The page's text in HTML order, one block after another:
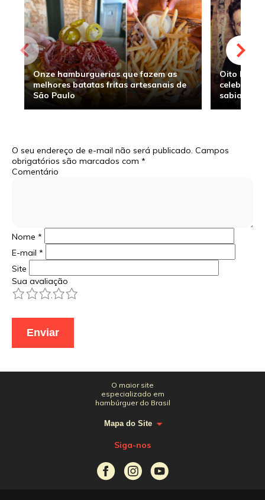
Onze hamburguerias que fazem as
melhores batatas fritas artesanais de
São Paulo
Oito
sabia
O seu endereço de e-mail não será publicado. Campos
obrigatórios são marcados com *
Comentário
Nome *
E-mail *
Site
Sua avaliação
5
4
3
2
O maior site
especializado em
hambúrguer do Brasil
Mapa do Site
Siga-nos